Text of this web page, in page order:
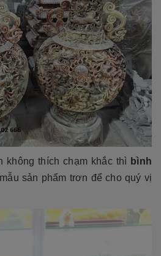
thích chạm khắc thì bình
sản phẩm trơn để cho quý vị